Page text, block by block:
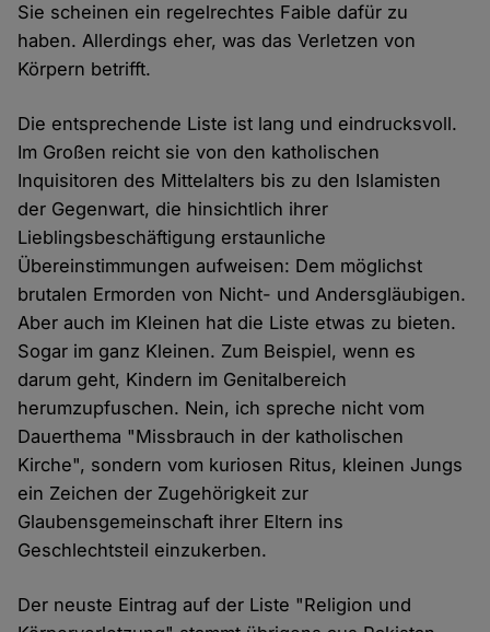
Sie scheinen ein regelrechtes Faible dafür zu
haben. Allerdings eher, was das Verletzen von
Körpern betrifft.
Die entsprechende Liste ist lang und eindrucksvoll.
Im Großen reicht sie von den katholischen
Inquisitoren des Mittelalters bis zu den Islamisten
der Gegenwart, die hinsichtlich ihrer
Lieblingsbeschäftigung erstaunliche
Übereinstimmungen aufweisen: Dem möglichst
brutalen Ermorden von Nicht- und Andersgläubigen.
Aber auch im Kleinen hat die Liste etwas zu bieten.
Sogar im ganz Kleinen. Zum Beispiel, wenn es
darum geht, Kindern im Genitalbereich
herumzupfuschen. Nein, ich spreche nicht vom
Dauerthema "Missbrauch in der katholischen
Kirche", sondern vom kuriosen Ritus, kleinen Jungs
ein Zeichen der Zugehörigkeit zur
Glaubensgemeinschaft ihrer Eltern ins
Geschlechtsteil einzukerben.
Der neuste Eintrag auf der Liste "Religion und